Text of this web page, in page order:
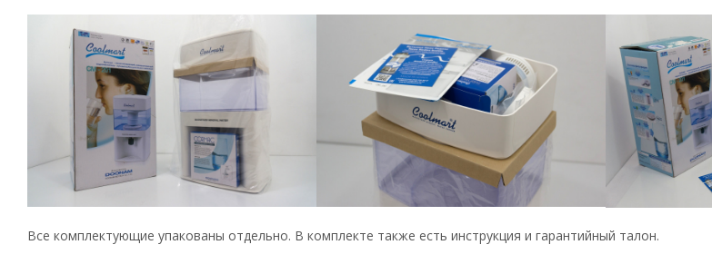
Все комплектующие упакованы отдельно. В комплекте также есть инструкция и гарантийный талон.